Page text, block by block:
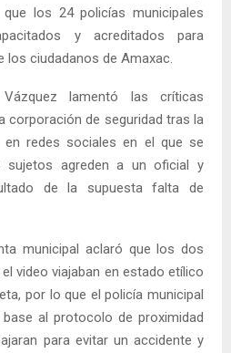
los 24 policías municipales
y acreditados para
los ciudadanos de Amaxac.
lamentó las críticas
corporación de seguridad tras la
en redes sociales en el que se
sujetos agreden a un oficial y
de la supuesta falta de
municipal aclaró que los dos
video viajaban en estado etílico
por lo que el policía municipal
al protocolo de proximidad
para evitar un accidente y